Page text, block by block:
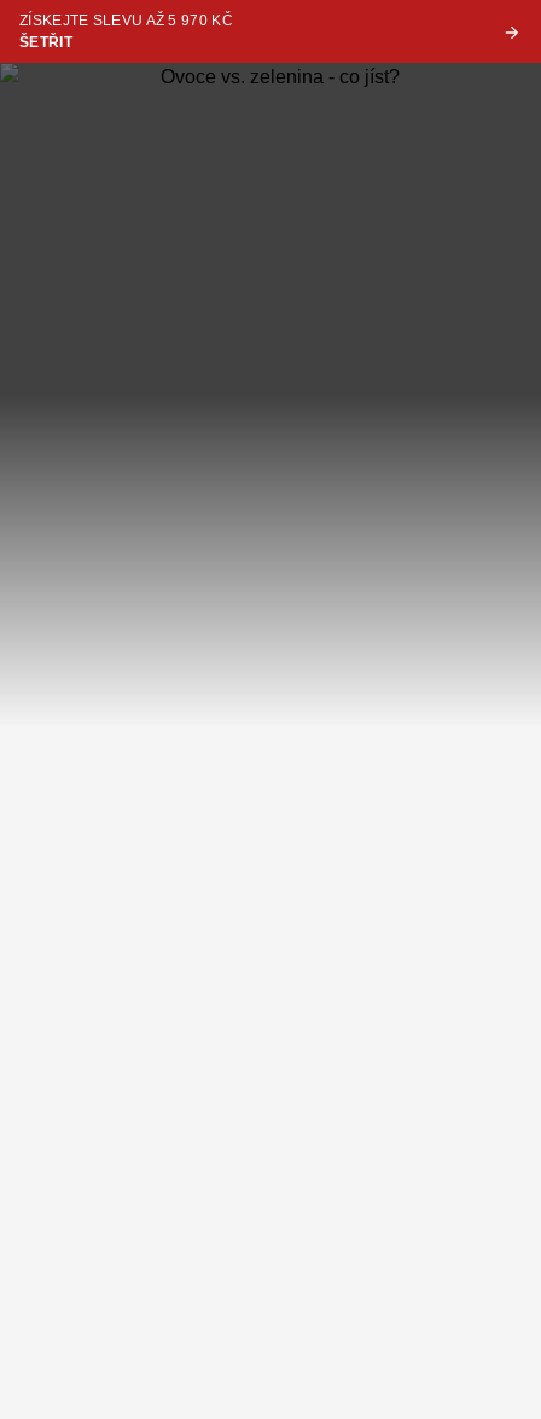
ZÍSKEJTE SLEVU AŽ 5 970 KČ
ŠETŘIT